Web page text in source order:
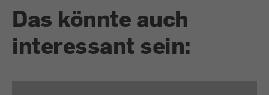
Das könnte auch
interessant sein: